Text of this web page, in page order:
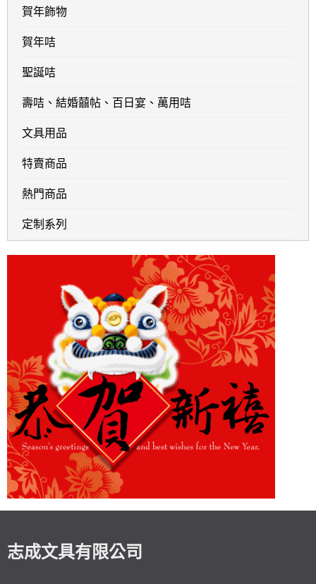
賀年飾物
賀年咭
聖誕咭
壽咭、結婚囍帖、百日宴、萬用咭
文具用品
特賣商品
熱門商品
定制系列
志成文具有限公司